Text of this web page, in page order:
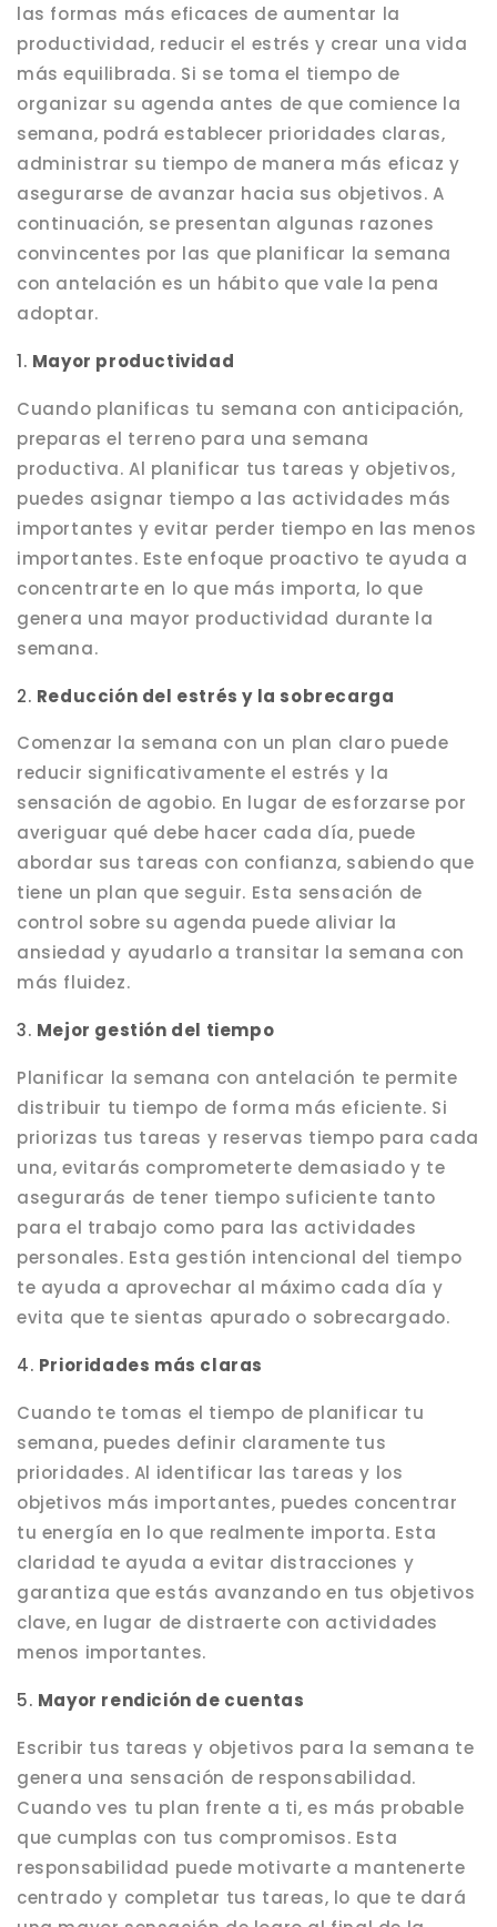
las formas más eficaces de aumentar la
productividad, reducir el estrés y crear una vida
más equilibrada. Si se toma el tiempo de
organizar su agenda antes de que comience la
semana, podrá establecer prioridades claras,
administrar su tiempo de manera más eficaz y
asegurarse de avanzar hacia sus objetivos. A
continuación, se presentan algunas razones
convincentes por las que planificar la semana
con antelación es un hábito que vale la pena
adoptar.
1. Mayor productividad
Cuando planificas tu semana con anticipación,
preparas el terreno para una semana
productiva. Al planificar tus tareas y objetivos,
puedes asignar tiempo a las actividades más
importantes y evitar perder tiempo en las menos
importantes. Este enfoque proactivo te ayuda a
concentrarte en lo que más importa, lo que
genera una mayor productividad durante la
semana.
2. Reducción del estrés y la sobrecarga
Comenzar la semana con un plan claro puede
reducir significativamente el estrés y la
sensación de agobio. En lugar de esforzarse por
averiguar qué debe hacer cada día, puede
abordar sus tareas con confianza, sabiendo que
tiene un plan que seguir. Esta sensación de
control sobre su agenda puede aliviar la
ansiedad y ayudarlo a transitar la semana con
más fluidez.
3. Mejor gestión del tiempo
Planificar la semana con antelación te permite
distribuir tu tiempo de forma más eficiente. Si
priorizas tus tareas y reservas tiempo para cada
una, evitarás comprometerte demasiado y te
asegurarás de tener tiempo suficiente tanto
para el trabajo como para las actividades
personales. Esta gestión intencional del tiempo
te ayuda a aprovechar al máximo cada día y
evita que te sientas apurado o sobrecargado.
4. Prioridades más claras
Cuando te tomas el tiempo de planificar tu
semana, puedes definir claramente tus
prioridades. Al identificar las tareas y los
objetivos más importantes, puedes concentrar
tu energía en lo que realmente importa. Esta
claridad te ayuda a evitar distracciones y
garantiza que estás avanzando en tus objetivos
clave, en lugar de distraerte con actividades
menos importantes.
5. Mayor rendición de cuentas
Escribir tus tareas y objetivos para la semana te
genera una sensación de responsabilidad.
Cuando ves tu plan frente a ti, es más probable
que cumplas con tus compromisos. Esta
responsabilidad puede motivarte a mantenerte
centrado y completar tus tareas, lo que te dará